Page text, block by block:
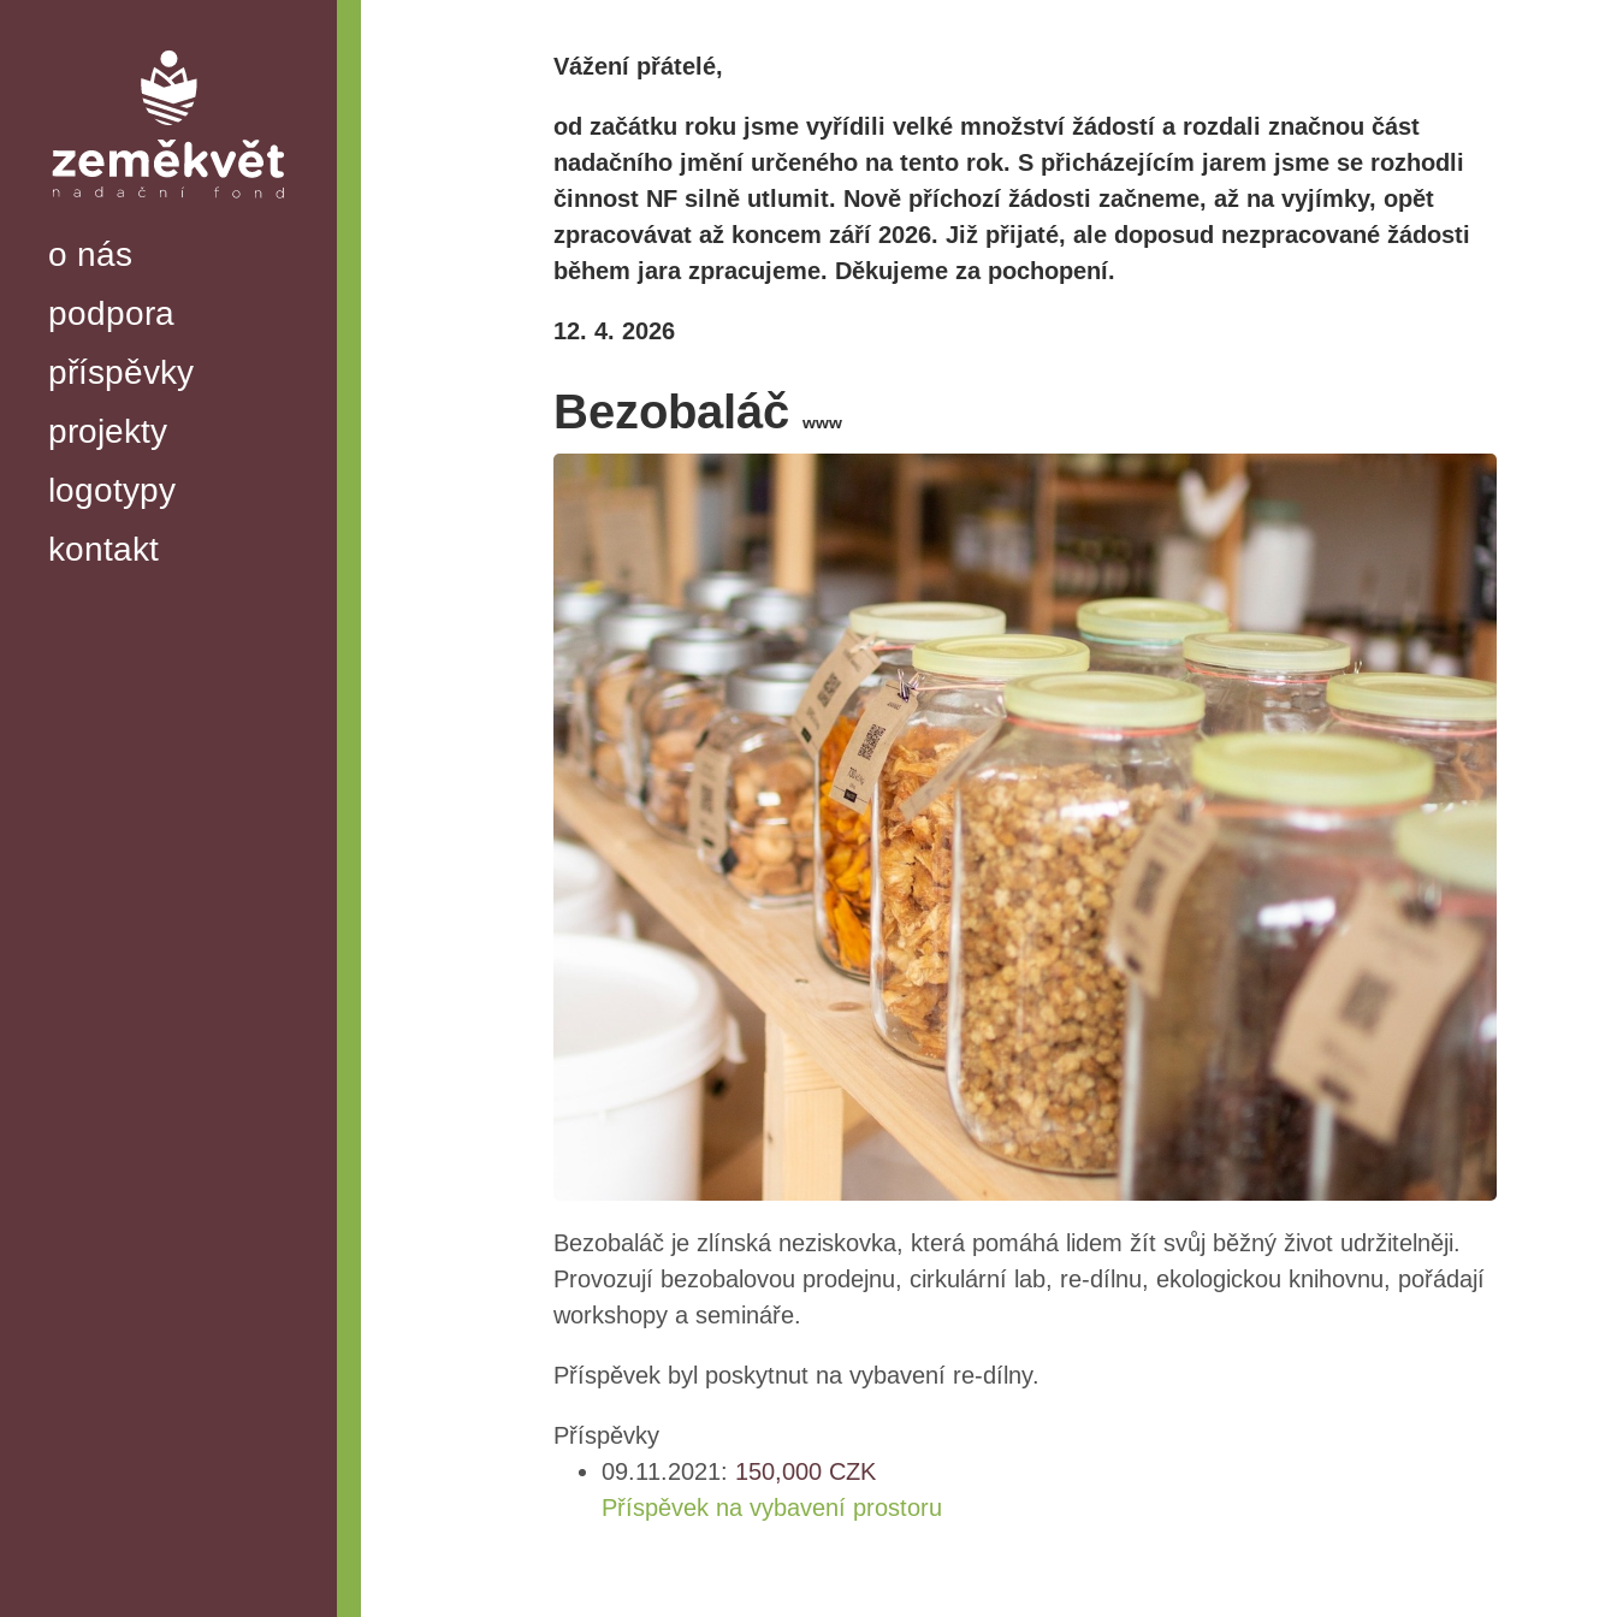
o nás
podpora
příspěvky
projekty
logotypy
kontakt
Vážení přátelé,
od začátku roku jsme vyřídili velké množství žádostí a rozdali značnou část
nadačního jmění určeného na tento rok. S přicházejícím jarem jsme se rozhodli
činnost NF silně utlumit. Nově příchozí žádosti začneme, až na vyjímky, opět
zpracovávat až koncem září 2026. Již přijaté, ale doposud nezpracované žádosti
během jara zpracujeme. Děkujeme za pochopení.
12. 4. 2026
Bezobaláč www
Bezobaláč je zlínská neziskovka, která pomáhá lidem žít svůj běžný život udržitelněji.
Provozují bezobalovou prodejnu, cirkulární lab, re-dílnu, ekologickou knihovnu, pořádají
workshopy a semináře.
Příspěvek byl poskytnut na vybavení re-dílny.
Příspěvky
09.11.2021: 150,000 CZK
Příspěvek na vybavení prostoru